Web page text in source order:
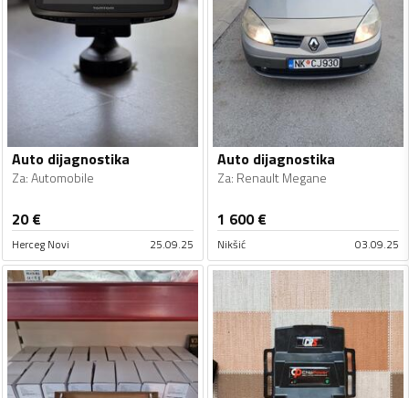
Auto dijagnostika
Za:Automobile
20€
Herceg Novi 25.09.25
Auto dijagnostika
Za: Renault Megane
1 600€
Nikšić 03.09.25